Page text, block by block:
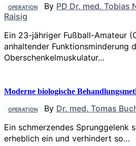
OPERATION By PD Dr. med. Tobias
Raisig
Ein 23-jähriger Fußball-Amateur
anhaltender Funktionsminderung
Oberschenkelmuskulatur…
Moderne biologische
OPERATION By Dr. med. Tomas
Ein schmerzendes Sprunggelenk
erheblich ein und verhindert so…